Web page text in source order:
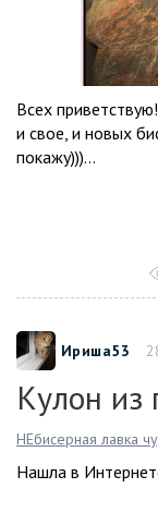
Всех
и свое, и новых
покажу)))...
Ириша53
Кулон из
НЕбисерная лавка
Нашла в